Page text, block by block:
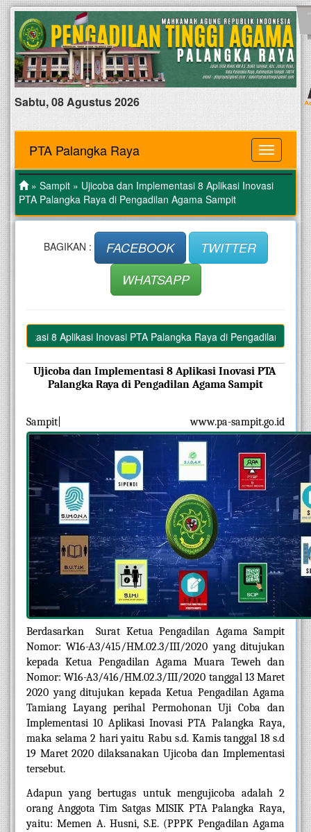
Sabtu, 08 Agustus 2026
MENU
PTA Palangka Raya
» Sampit » Ujicoba dan Implementasi 8 Aplikasi Inovasi
PTA Palangka Raya di Pengadilan Agama Sampit
BAGIKAN : FACEBOOK
TWITTER
WHATSAPP
8 Aplikasi Inovasi PTA Palangka Raya di Pengadilan Agama Sampit
Ujicoba dan Implementasi 8 Aplikasi Inovasi PTA
Palangka Raya di Pengadilan Agama Sampit
Sampit| www.pa-sampit.go.id
Berdasarkan  Surat Ketua Pengadilan Agama Sampit
Nomor: W16-A3/415/HM.02.3/III/2020 yang ditujukan
kepada Ketua Pengadilan Agama Muara Teweh dan
Nomor: W16-A3/416/HM.02.3/III/2020 tanggal 13 Maret
2020 yang ditujukan kepada Ketua Pengadilan Agama
Tamiang Layang perihal Permohonan Uji Coba dan
Implementasi 10 Aplikasi Inovasi PTA Palangka Raya,
maka selama 2 hari yaitu Rabu s.d. Kamis tanggal 18 s.d
19 Maret 2020 dilaksanakan Ujicoba dan Implementasi
tersebut.
Adapun yang bertugas untuk mengujicoba adalah 2
orang Anggota Tim Satgas MISIK PTA Palangka Raya,
yaitu: Memen A. Husni, S.E. (PPPK Pengadilan Agama